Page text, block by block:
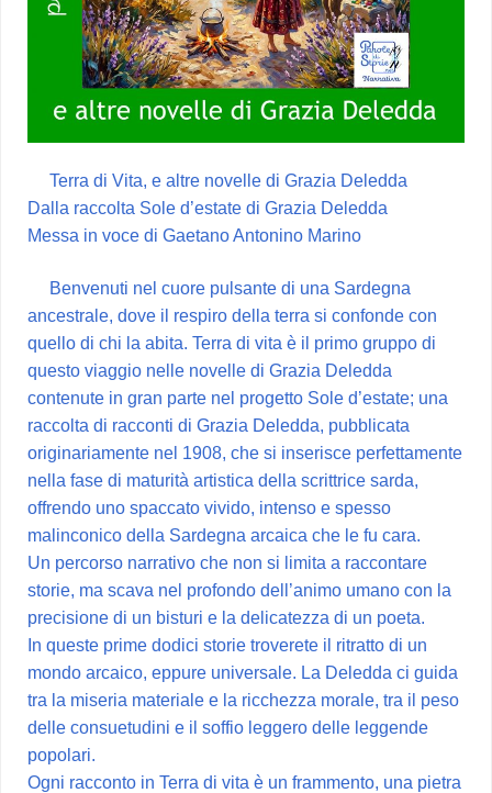
Terra di Vita, e altre novelle di Grazia Deledda
Dalla raccolta Sole d’estate di Grazia Deledda
Messa in voce di Gaetano Antonino Marino
Benvenuti nel cuore pulsante di una Sardegna
ancestrale, dove il respiro della terra si confonde con
quello di chi la abita. Terra di vita è il primo gruppo di
questo viaggio nelle novelle di Grazia Deledda
contenute in gran parte nel progetto Sole d’estate; una
raccolta di racconti di Grazia Deledda, pubblicata
originariamente nel 1908, che si inserisce perfettamente
nella fase di maturità artistica della scrittrice sarda,
offrendo uno spaccato vivido, intenso e spesso
malinconico della Sardegna arcaica che le fu cara.
Un percorso narrativo che non si limita a raccontare
storie, ma scava nel profondo dell’animo umano con la
precisione di un bisturi e la delicatezza di un poeta.
In queste prime dodici storie troverete il ritratto di un
mondo arcaico, eppure universale. La Deledda ci guida
tra la miseria materiale e la ricchezza morale, tra il peso
delle consuetudini e il soffio leggero delle leggende
popolari.
Ogni racconto in Terra di vita è un frammento, una pietra